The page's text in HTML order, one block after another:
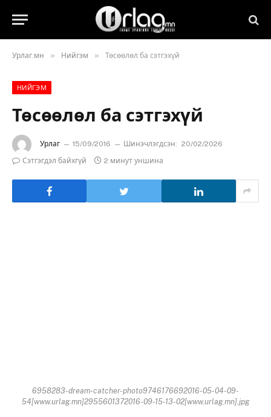
Урлаг.мн » Нийгэм » Төсөөлөл ба сэтгэхүй
НИЙГЭМ
Төсөөлөл ба сэтгэхүй
Урлаг 15/09/2016 Шинэчлэгдсэн: 20/02/2026
Сэтгэгдэл байхгүй
2 минут уншина
6958283-dream-catcher-photo9746176692016-05-04-09-
54[www.urlag.mn]2955601372016-09-15-13-02[www.urlag.mn].jpg